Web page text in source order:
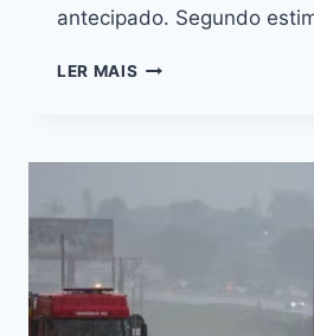
antecipado. Segundo
LER MAIS